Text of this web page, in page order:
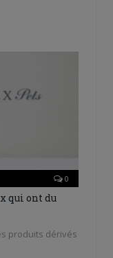
0
qui ont du
produits dérivés